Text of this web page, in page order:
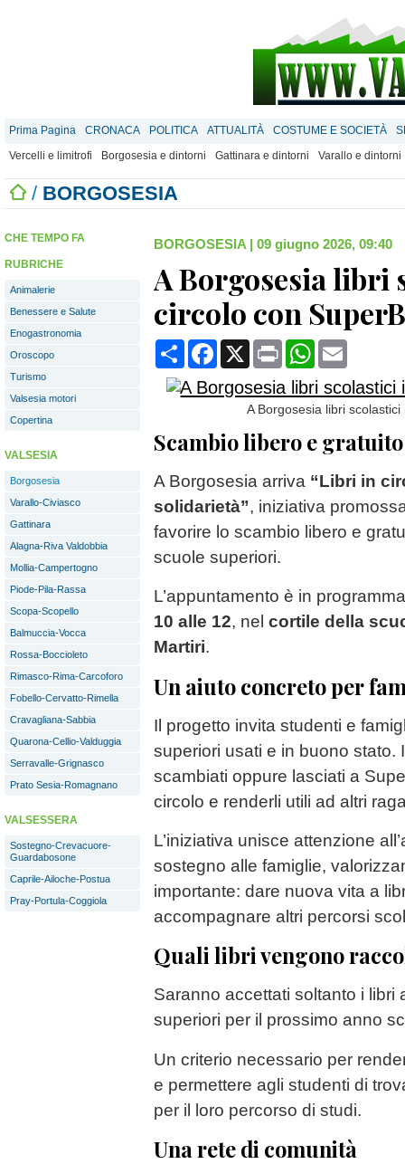
Prima Pagina CRONACA POLITICA ATTUALITÀ COSTUME E SOCIETÀ
Vercelli e limitrofi
Borgosesia e dintorni Gattinara e dintorni Varallo e dintorni
/ BORGOSESIA
CHE TEMPO FA
RUBRICHE
Animalerie
Benessere e Salute
Enogastronomia
Oroscopo
Turismo
Valsesia motori
Copertina
VALSESIA
Borgosesia
Varallo-Civiasco
Gattinara
Alagna-Riva Valdobbia
Mollia-Campertogno
Piode-Pila-Rassa
Scopa-Scopello
Balmuccia-Vocca
Rossa-Boccioleto
Rimasco-Rima-Carcoforo
Fobello-Cervatto-Rimella
Cravagliana-Sabbia
Quarona-Cellio-Valduggia
Serravalle-Grignasco
Prato Sesia-Romagnano
VALSESSERA
Sostegno-Crevacuore-
Guardabosone
Caprile-Ailoche-Postua
Pray-Portula-Coggiola
BORGOSESIA | 09 giugno 2026, 09:40
A Borgosesia libri
circolo con
CondividiFacebook
X Print WhatsApp
A Borgosesia libri
Scambio libero e
A Borgosesia arriva “Libri in
solidarietà”, iniziativa
favorire lo scambio libero e
scuole superiori.
L’appuntamento è in
10 alle 12, nel cortile della
Martiri.
Un aiuto concreto per
Il progetto invita studenti e
superiori usati e in buono stato.
scambiati oppure lasciati a
circolo e renderli utili ad altri
L’iniziativa unisce attenzione
sostegno alle famiglie,
importante: dare nuova vita a
accompagnare altri percorsi
Quali libri vengono
Saranno accettati soltanto i libri
superiori per il prossimo anno
Un criterio necessario per
e permettere agli studenti di
per il loro percorso di studi.
Una rete di comunità